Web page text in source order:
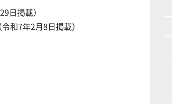
日掲載）
和7年2月8日掲載）